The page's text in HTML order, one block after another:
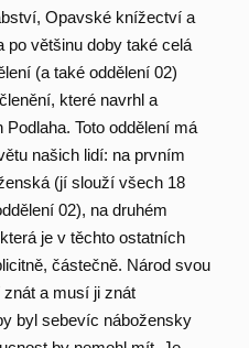
Opavské knížectví a
většinu doby také celá
(a také oddělení 02)
které navrhl a
Toto oddělení má
našich lidí: na prvním
(jí slouží všech 18
02), na druhém
je v těchto ostatních
částečně. Národ svou
a musí ji znát
byl sebevíc nábožensky